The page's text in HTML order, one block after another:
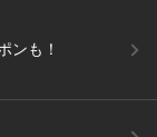
ンも！